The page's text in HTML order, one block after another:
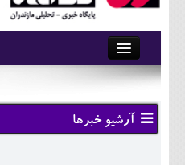
آرشیو
تماس با ما
وبلاگ
آرشیو خبرها